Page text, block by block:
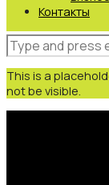
Контакты
This is a
not be visible.